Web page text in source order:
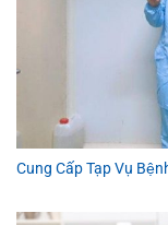
Cung Cấp Tạp Vụ